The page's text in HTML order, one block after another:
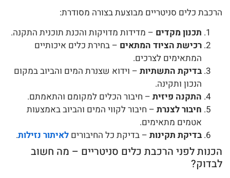
הרכבת כלים סניטריים מבוצעת בצורה מסודרת:
תכנון מקדים – מדידות מדויקות והכנת תוכנית התקנה.
רכישת הציוד המתאים – בחירת כלים איכותיים
המתאימים לצרכים.
בדיקת התשתיות – וידוא שצנרת המים והביוב במקום
הנכון ותקינה.
התקנה פיזית – חיבור הכלים למקומם והתאמתם.
חיבור לצנרת – חיבור לקווי המים והביוב באמצעות
אטמים מתאימים.
בדיקת תקינות – בדיקת כל החיבורים לאיתור נזילות.
הכנות לפני הרכבת כלים סניטריים – מה חשוב
לבדוק?